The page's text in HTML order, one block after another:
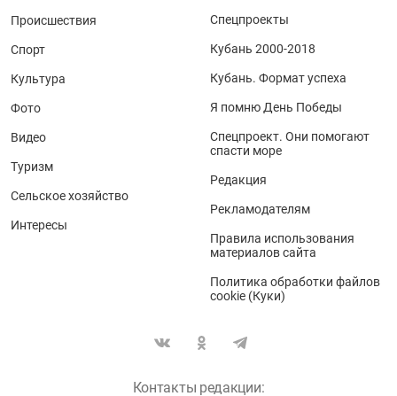
Происшествия
Спорт
Культура
Фото
Видео
Туризм
Сельское хозяйство
Интересы
Спецпроекты
Кубань 2000-2018
Кубань. Формат успеха
Я помню День Победы
Спецпроект. Они помогают
спасти море
Редакция
Рекламодателям
Правила использования
материалов сайта
Политика обработки файлов
cookie (Куки)
Контакты редакции: